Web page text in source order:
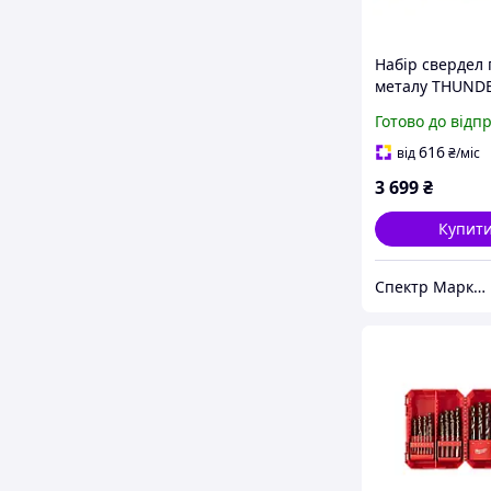
Набір свердел
металу
(Ø 1-13 мм)
пластиковому
Готово до
від616₴/міс
3 699₴
Спектр Маркет - професійне обладнання та інструмент